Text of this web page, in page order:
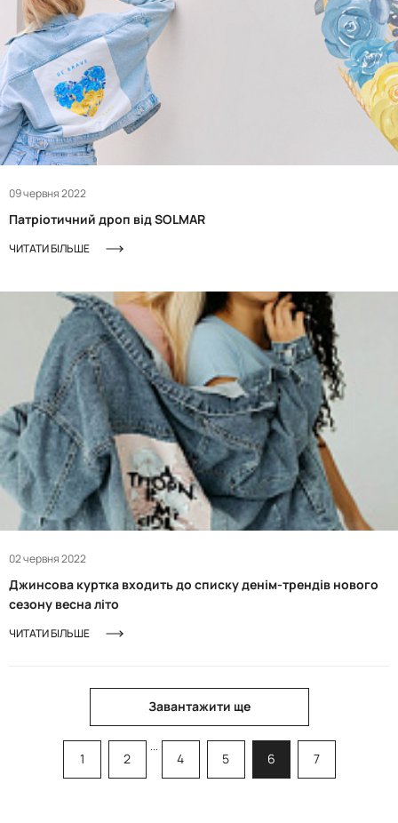
09 червня 2022
Патріотичний дроп від SOLMAR
ЧИТАТИ БІЛЬШЕ
02 червня 2022
Джинсова куртка входить до списку денім-трендів нового
сезону весна літо
ЧИТАТИ БІЛЬШЕ
Завантажити ще
1 2
...
4 5 6 7